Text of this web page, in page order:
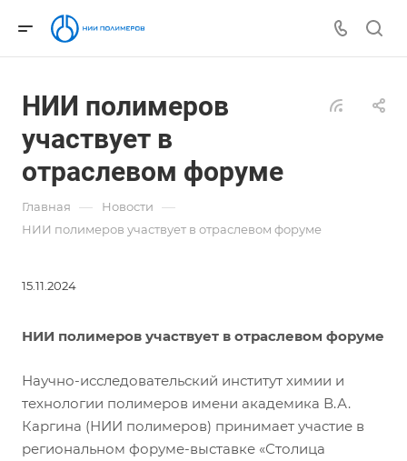
НИИ полимеров
участвует в
отраслевом форуме
Главная — Новости —
НИИ полимеров участвует в отраслевом форуме
15.11.2024
НИИ полимеров участвует в отраслевом форуме
Научно-исследовательский институт химии и
технологии полимеров имени академика В.А.
Каргина (НИИ полимеров) принимает участие в
региональном форуме-выставке «Столица